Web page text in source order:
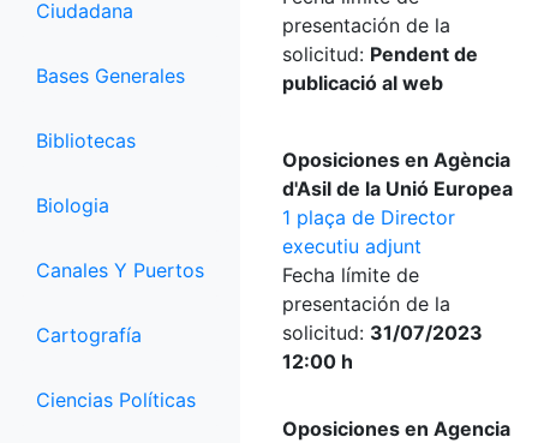
Ciudadana
Bases Generales
Bibliotecas
Biologia
Canales Y Puertos
Cartografía
Ciencias Políticas
presentación de la
solicitud: Pendent de
publicació al web
Oposiciones en Agència
d'Asil de la Unió Europea
1 plaça de Director
executiu adjunt
Fecha límite de
presentación de la
solicitud: 31/07/2023
12:00 h
Oposiciones en Agencia